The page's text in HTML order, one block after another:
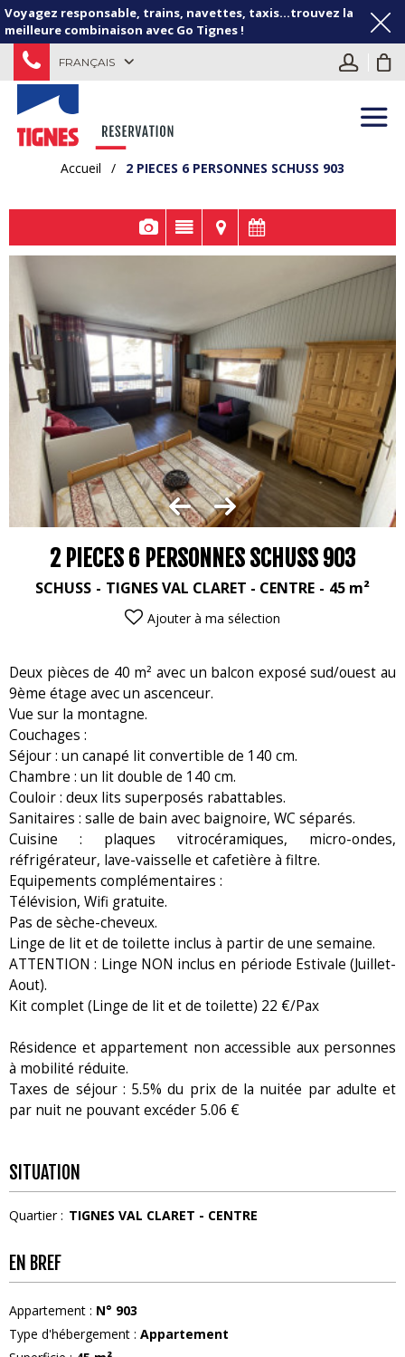
Voyagez responsable, trains, navettes, taxis...trouvez la
meilleure combinaison avec Go Tignes !
FRANÇAIS
Accueil / 2 PIECES 6 PERSONNES SCHUSS 903
2 PIECES 6 PERSONNES SCHUSS 903
SCHUSS TIGNES VAL CLARET - CENTRE 45 m²
Ajouter à ma sélection
Deux pièces de 40 m² avec un balcon exposé sud/ouest au
9ème étage avec un ascenceur.
Vue sur la montagne.
Couchages :
Séjour : un canapé lit convertible de 140 cm.
Chambre : un lit double de 140 cm.
Couloir : deux lits superposés rabattables.
Sanitaires : salle de bain avec baignoire, WC séparés.
Cuisine : plaques vitrocéramiques, micro-ondes,
réfrigérateur, lave-vaisselle et cafetière à filtre.
Equipements complémentaires :
Télévision, Wifi gratuite.
Pas de sèche-cheveux.
Linge de lit et de toilette inclus à partir de une semaine.
ATTENTION : Linge NON inclus en période Estivale (Juillet-
Aout).
Kit complet (Linge de lit et de toilette) 22 €/Pax
Résidence et appartement non accessible aux personnes
à mobilité réduite.
Taxes de séjour : 5.5% du prix de la nuitée par adulte et
par nuit ne pouvant excéder 5.06 €
SITUATION
Quartier : TIGNES VAL CLARET - CENTRE
EN BREF
Appartement : N° 903
Type d'hébergement : Appartement